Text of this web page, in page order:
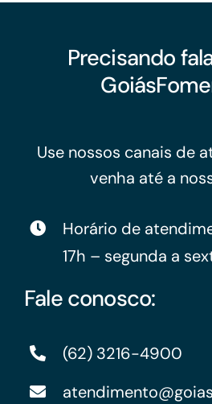
Precisando
Use nossos canais de
venha até a
Horário de
17h – segunda a
Fale conosco:
(62) 3216-4900